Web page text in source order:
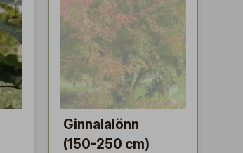
Ginnalalönn
(150-250 cm)